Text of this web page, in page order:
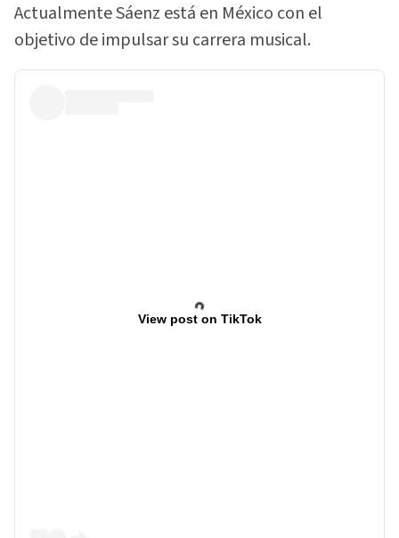
Actualmente Sáenz está en México con el
objetivo de impulsar su carrera musical.
View post on TikTok